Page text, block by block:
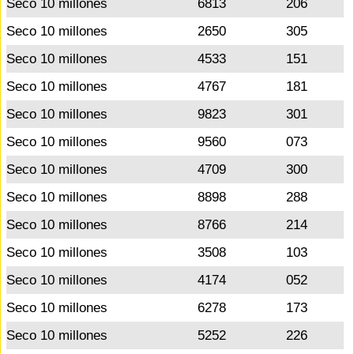
Seco 10 millones 6813
206
Seco 10 millones
2650
305
Seco 10 millones
4533
151
Seco 10 millones
4767
181
Seco 10 millones
9823
301
Seco 10 millones
9560
073
Seco 10 millones
4709
300
Seco 10 millones
8898
288
Seco 10 millones
8766
214
Seco 10 millones
3508
103
Seco 10 millones
4174
052
Seco 10 millones
6278
173
Seco 10 millones
5252 226